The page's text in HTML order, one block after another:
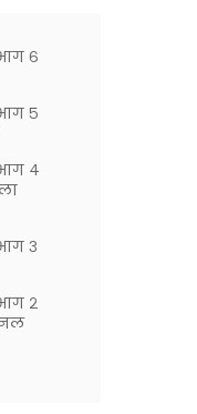
६
५
४
३
२